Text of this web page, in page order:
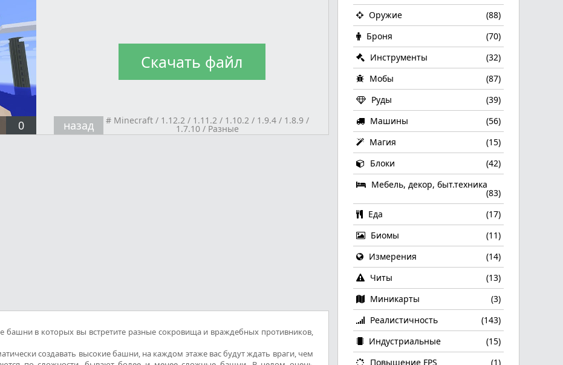
0
Скачать файл
назад # Minecraft / 1.12.2 / 1.11.2 / 1.10.2 / 1.9.4 / 1.8.9 /
1.7.10 / Разные
башни в которых вы встретите разные сокровища и враждебных противников,
создавать высокие башни, на каждом этаже вас будут ждать враги, чем
Оружие
(88)
Броня
(70)
Инструменты
(32)
Мобы
(87)
Руды
(39)
Машины
(56)
Магия
(15)
Блоки
(42)
Мебель, декор, быт.техника
(83)
Еда
(17)
Биомы
(11)
Измерения
(14)
Читы
(13)
Миникарты
(3)
Реалистичность
(143)
Индустриальные
(15)
Повышение FPS
(1)